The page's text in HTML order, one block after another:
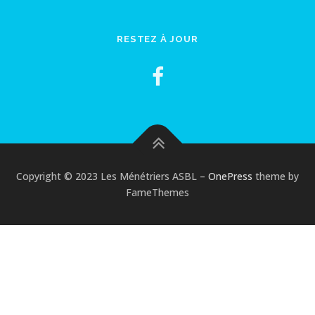
RESTEZ À JOUR
Copyright © 2023 Les Ménétriers ASBL – OnePress theme by
FameThemes